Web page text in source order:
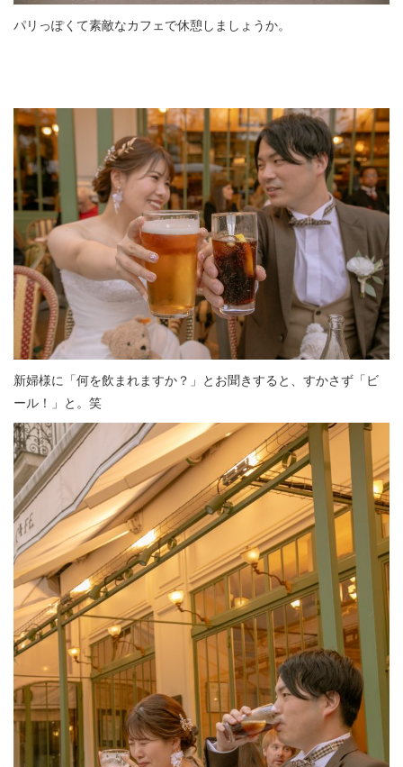
パリっぽくて素敵なカフェで休憩しましょうか。
新婦様に「何を飲まれますか？」とお聞きすると、すかさず「ビ
ール！」と。笑